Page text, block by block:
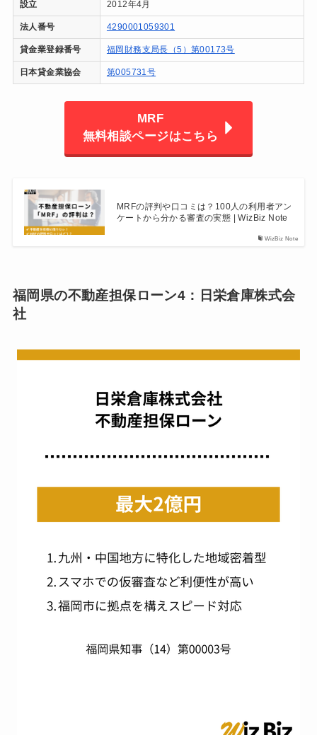
設立 2012年4月
法人番号 4290001059301
貸金業登録番号 福岡財務支局長（5）第00173号
日本貸金業協会 第005731号
MRF
無料相談ページはこちら
WizBiz Note
MRFの評判や口コミは？100人の利用者アン
ケートから分かる審査の実態 | WizBiz Note
福岡県の不動産担保ローン4：日栄倉庫株式会
社